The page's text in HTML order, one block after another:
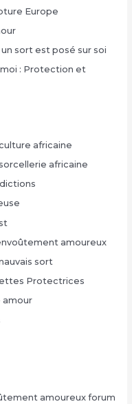
Europe
sort est posé sur soi
: Protection et
africaine
africaine
amoureux
sort
Protectrices
amour
amoureux forum